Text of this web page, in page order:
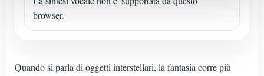
browser.
Quando si parla di oggetti interstellari, la fantasia corre più